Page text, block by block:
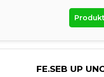
FE.SEB UP